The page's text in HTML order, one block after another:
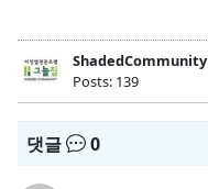
ShadedCommunity
Posts: 139
댓글 0